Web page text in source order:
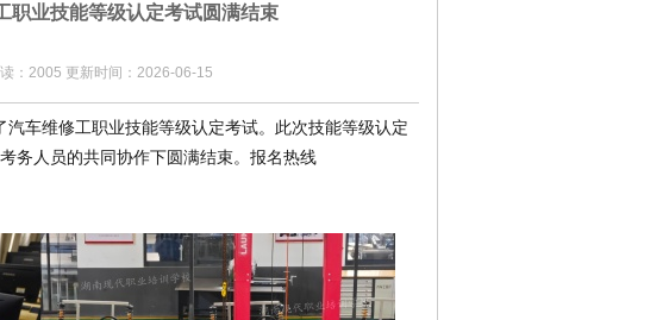
职业技能等级认定考试圆满结束
：2005 更新时间：2026-06-15
汽车维修工职业技能等级认定考试。此次技能等级认定
务人员的共同协作下圆满结束。 报名热线